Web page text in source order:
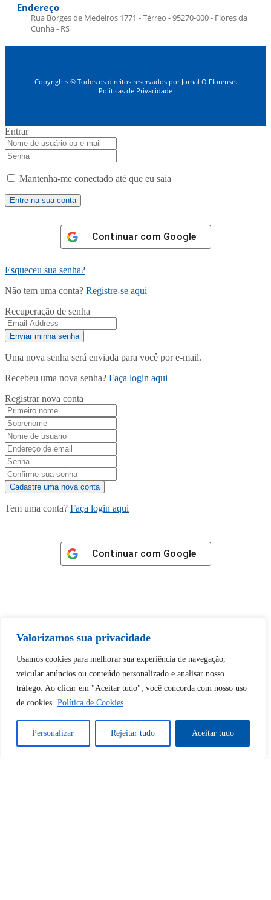
Valorizamos sua privacidade
Usamos cookies para melhorar sua experiência de navegação,
veicular anúncios ou conteúdo personalizado e analisar nosso
tráfego. Ao clicar em "Aceitar tudo", você concorda com nosso uso
de cookies. Política de Cookies
Personalizar Rejeitar tudo Aceitar tudo
Endereço
Rua Borges de Medeiros 1771 - Térreo - 95270-000 - Flores da
Cunha - RS
Copyrights © Todos os direitos reservados por Jornal O Florense.
Políticas de Privacidade
Entrar
Mantenha-me conectado até que eu saia
Continuar com Google
Esqueceu sua senha?
Não tem uma conta? Registre-se aqui
Recuperação de senha
Uma nova senha será enviada para você por e-mail.
Recebeu uma nova senha? Faça login aqui
Registrar nova conta
Tem uma conta? Faça login aqui
Continuar com Google
Tem certeza de que deseja
desbloquear esta publicação?
Desbloquear esquerda : 0
Sim Não